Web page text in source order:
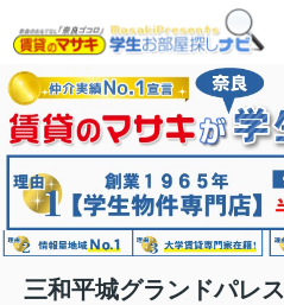
三和平城グランドパレス